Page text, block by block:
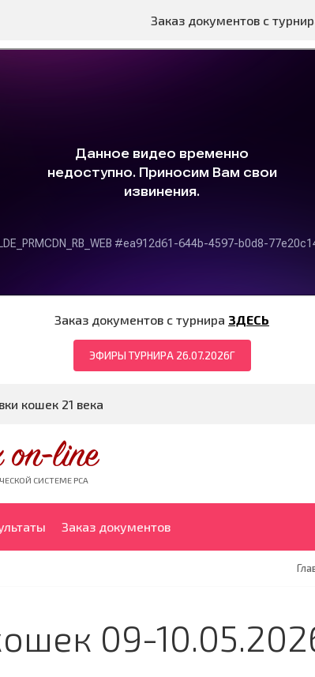
Заказ документов с
Заказ документов с турнира ЗДЕСЬ
ЭФИРЫ ТУРНИРА 26.07.2026Г
кошек 21 века
on-line
СИСТЕМЕ PCA
Заказ документов
09-